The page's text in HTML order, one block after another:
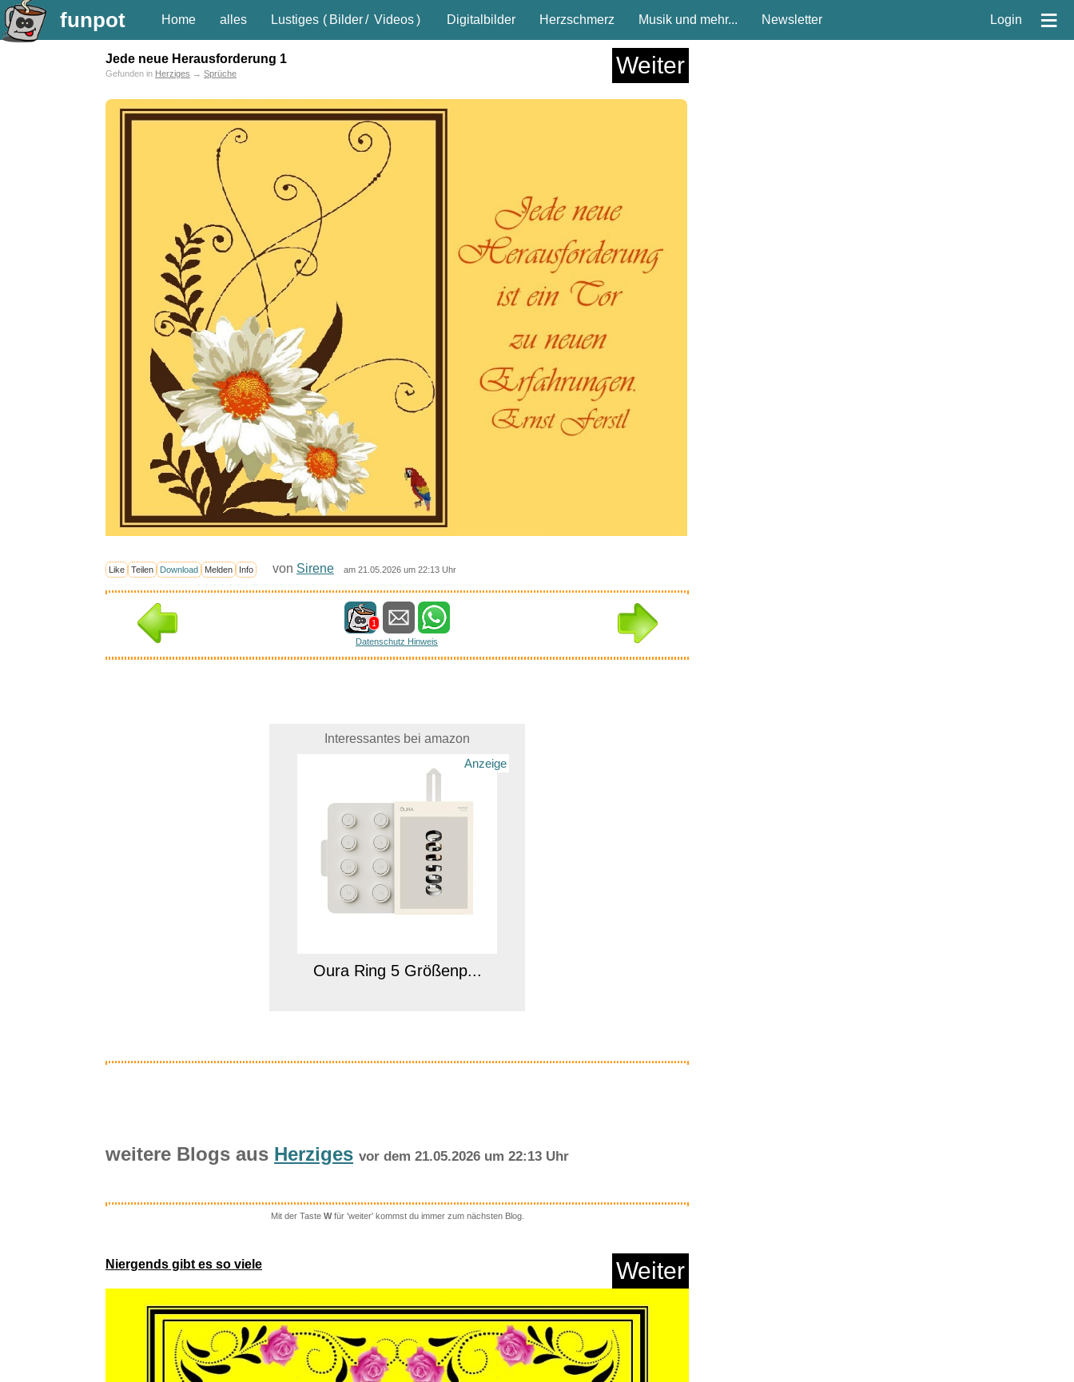
funpot Home alles Lustiges ( Bilder/ Videos) Digitalbilder Herzschmerz Musik und mehr... Newsletter Login ≡
Jede neue Herausforderung 1 Weiter
Gefunden in Herziges → Sprüche
Like Teilen Download Melden Info von Sirene am 21.05.2026 um 22:13 Uhr
1
Datenschutz Hinweis
Interessantes bei amazon
Anzeige
Oura Ring 5 Größenp...
Anzeige
weitere Blogs aus Herziges vor dem 21.05.2026 um 22:13 Uhr
Mit der Taste Wfür 'weiter' kommst du immer zum nächsten Blog.
Niergends gibt es so viele Weiter